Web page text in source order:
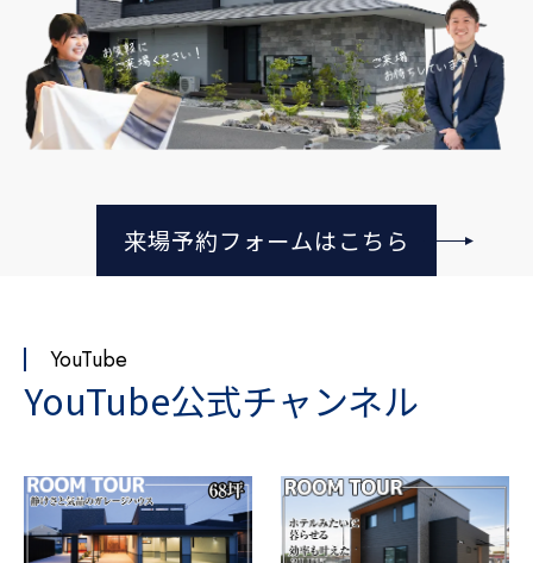
来場予約フォームはこちら
YouTube
YouTube公式チャンネル